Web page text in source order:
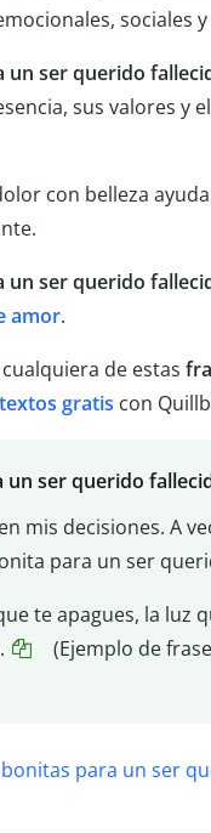
sociales
un ser querido
sus valores
con belleza
un ser querido
amor.
de estas
gratis con
un ser querido
mis decisiones. A
para un ser
te apagues, la luz
(Ejemplo de
bonitas para un ser